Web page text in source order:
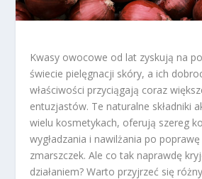
Kwasy owocowe od lat zyskują na
świecie pielęgnacji skóry, a ich
właściwości przyciągają coraz
entuzjastów. Te naturalne składniki
wielu kosmetykach, oferują szereg
wygładzania i nawilżania po
zmarszczek. Ale co tak naprawdę
działaniem? Warto przyjrzeć się